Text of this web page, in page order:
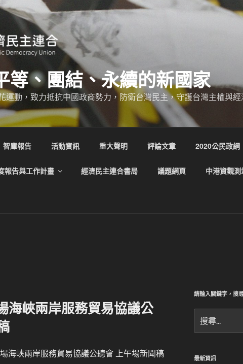
等、團結、永續的新國家
運動，致力抵抗中國政商勢力，防衛台灣民主，守護台灣主權與
智庫報告 活動資訊 重大聲明 評論文章 2020公民政綱
報告與工作計畫 經濟民主連合書局 議題網頁 中港資觀測
海峽兩岸服務貿易協議公
海峽兩岸服務貿易協議公聽會 上午場新聞稿
請輸入關鍵字，搜
尋
關
字:
最新資訊